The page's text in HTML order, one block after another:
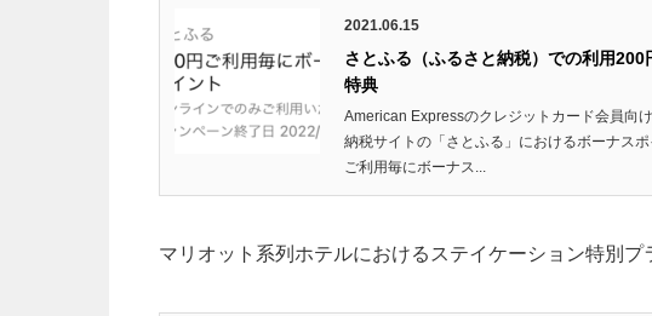
2021.06.15
さとふる（ふるさと納税）での利用
特典
American Expressのクレジットカード会員向
納税サイトの「さとふる」におけるボーナス
ご利用毎にボーナス...
マリオット系列ホテルにおけるステイケーション特別